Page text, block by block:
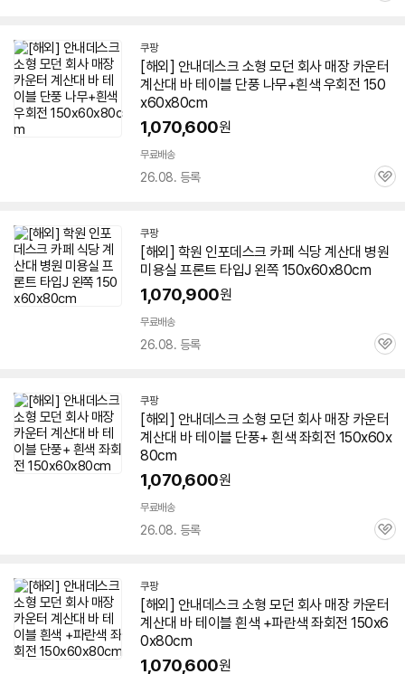
쿠팡
[해외] 안내데스크 소형 모던 회사 매장 카운터
계산대 바 테이블 단풍 나무+흰색 우회전 150
x60x80cm
1,070,600원
무료배송
26.08. 등록
관
쿠팡
[해외] 학원 인포데스크 카페 식당 계산대 병원
미용실 프론트 타입J 왼쪽 150x60x80cm
1,070,900원
무료배송
26.08. 등록
관
쿠팡
[해외] 안내데스크 소형 모던 회사 매장 카운터
계산대 바 테이블 단풍+ 흰색 좌회전 150x60x
80cm
1,070,600원
무료배송
26.08. 등록
관
쿠팡
[해외] 안내데스크 소형 모던 회사 매장 카운터
계산대 바 테이블 흰색 +파란색 좌회전 150x6
0x80cm
1,070,600원